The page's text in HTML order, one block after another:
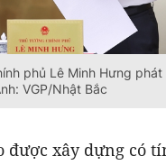
phủ Lê Minh Hưng phát
VGP/Nhật Bắc
được xây dựng có